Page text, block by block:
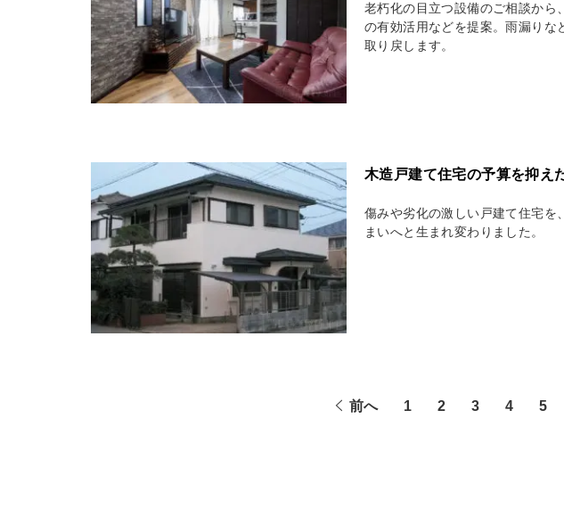
老朽化の目立つ設備のご相談から
の有効活用などを提案。雨漏りな
取り戻します。
木造戸建て住宅の予算を抑え
傷みや劣化の激しい戸建て住宅を
まいへと生まれ変わりました。
前へ 1 2 3 4 5